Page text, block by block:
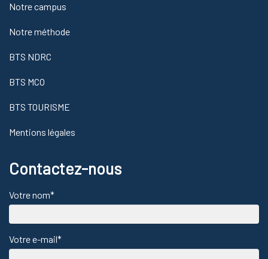
Notre campus
Notre méthode
BTS NDRC
BTS MCO
BTS TOURISME
Mentions légales
Contactez-nous
Votre nom*
Votre e-mail*